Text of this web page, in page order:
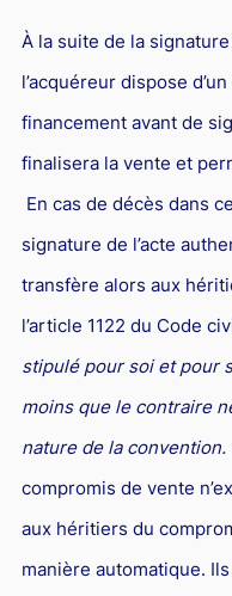
À la suite de la
l’acquéreur dispose
financement avant de
finalisera la vente et
En cas de décès dans
signature de l’acte
transfère alors aux
l’article 1122 du Code
stipulé pour soi et pour
moins que le contraire
nature de la convention.
compromis de vente
aux héritiers du
manière automatique.